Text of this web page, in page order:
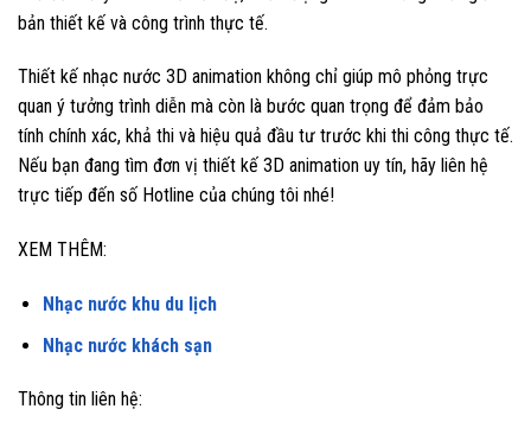
bản thiết kế và công trình thực tế.
Thiết kế nhạc nước 3D animation không chỉ giúp mô phỏng trực
quan ý tưởng trình diễn mà còn là bước quan trọng để đảm bảo
tính chính xác, khả thi và hiệu quả đầu tư trước khi thi công thực tế.
Nếu bạn đang tìm đơn vị thiết kế 3D animation uy tín, hãy liên hệ
trực tiếp đến số Hotline của chúng tôi nhé!
XEM THÊM:
Nhạc nước khu du lịch
Nhạc nước khách sạn
Thông tin liên hệ: